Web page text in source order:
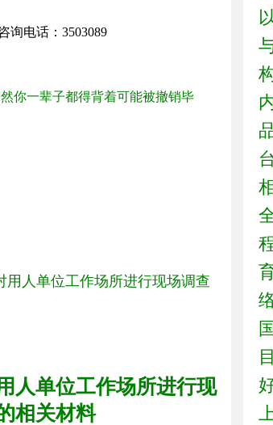
询电话：3503089
你一辈子都得背着可能被撤销毕
人单位工作场所进行现场调查
人单位工作场所进行现
相关材料